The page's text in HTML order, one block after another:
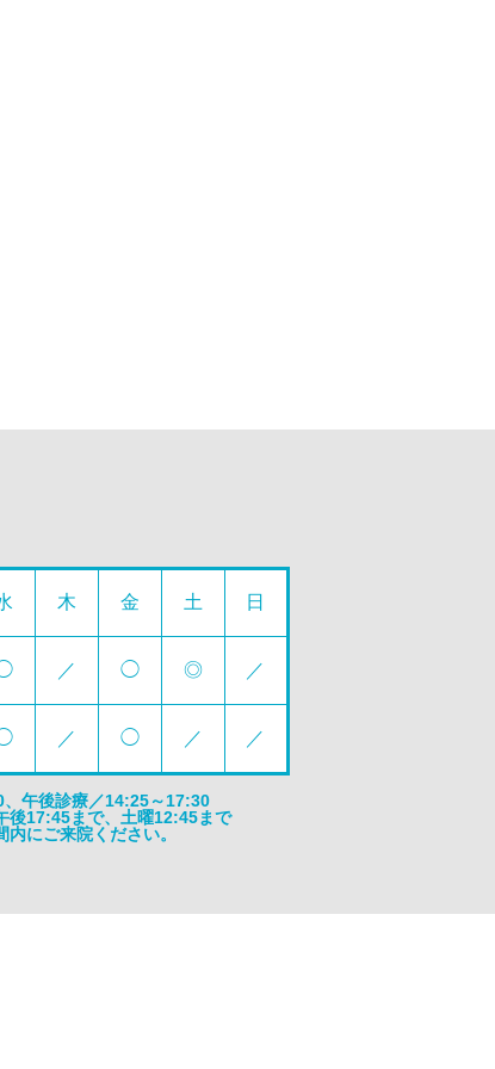
木 金 土 日
／ ◯ ◎ ／
／ ◯ ／ ／
午後診療／14:25～17:30
後17:45まで、土曜12:45まで
にご来院ください。